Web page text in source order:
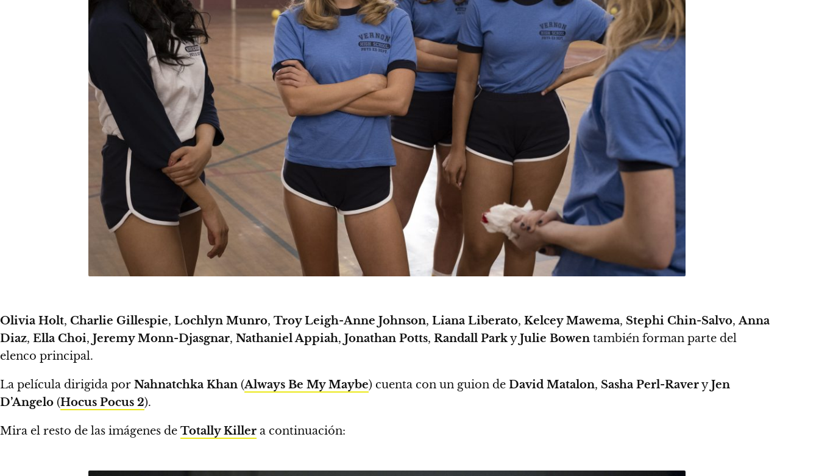
Olivia Holt, Charlie Gillespie, Lochlyn Munro, Troy Leigh-Anne Johnson, Liana Liberato, Kelcey Mawema, Stephi Chin-Salvo,Anna
Diaz, Ella Choi, Jeremy Monn-Djasgnar, Nathaniel Appiah, Jonathan Potts, Randall ParkyJulie Bowen también forman parte del
elenco principal.
La película dirigida por Nahnatchka Khan (Always Be My Maybe) cuenta con un guion de David Matalon, Sasha Perl-RaveryJen
D’Angelo (Hocus Pocus 2).
Mira el resto de las imágenes de Totally Killer a continuación: